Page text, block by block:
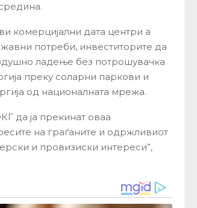
комерцијални дата центри а
потреби, инвеститорите да
ладење без потрошувачка
преку соларни паркови и
од националната мрежа.
да ја прекинат оваа
на граѓаните и одржливиот
и провизиски интереси”,